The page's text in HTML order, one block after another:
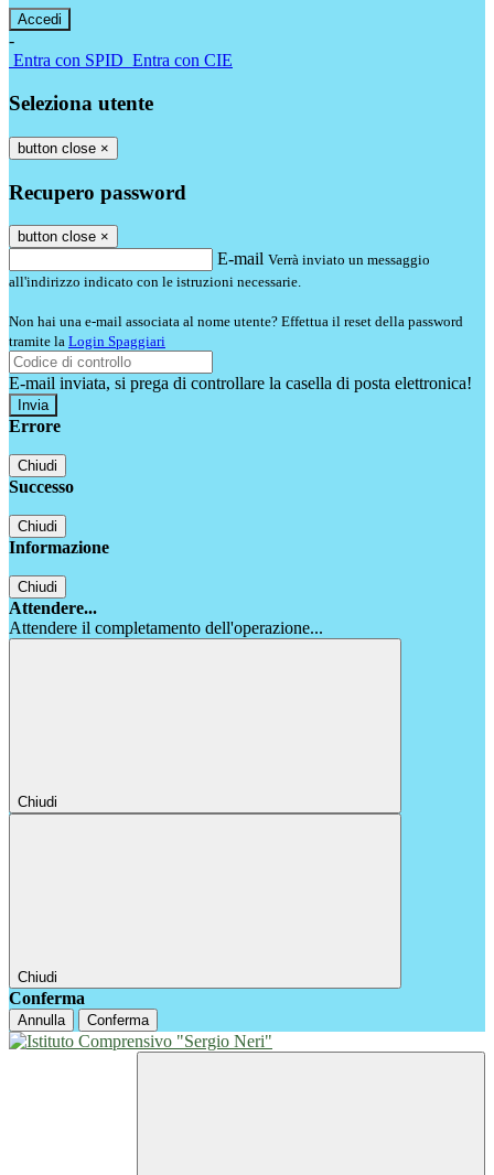
-
Entra con SPID Entra con CIE
Seleziona utente
button close ×
Recupero password
button close ×
E-mail Verrà inviato un messaggio
all'indirizzo indicato con le istruzioni necessarie.
Non hai una e-mail associata al nome utente? Effettua il reset della password
tramite la Login Spaggiari
E-mail inviata, si prega di controllare la casella di posta elettronica!
Errore
Chiudi
Successo
Chiudi
Informazione
Chiudi
Attendere...
Attendere il completamento dell'operazione...
Chiudi
Chiudi
Conferma
Annulla Conferma